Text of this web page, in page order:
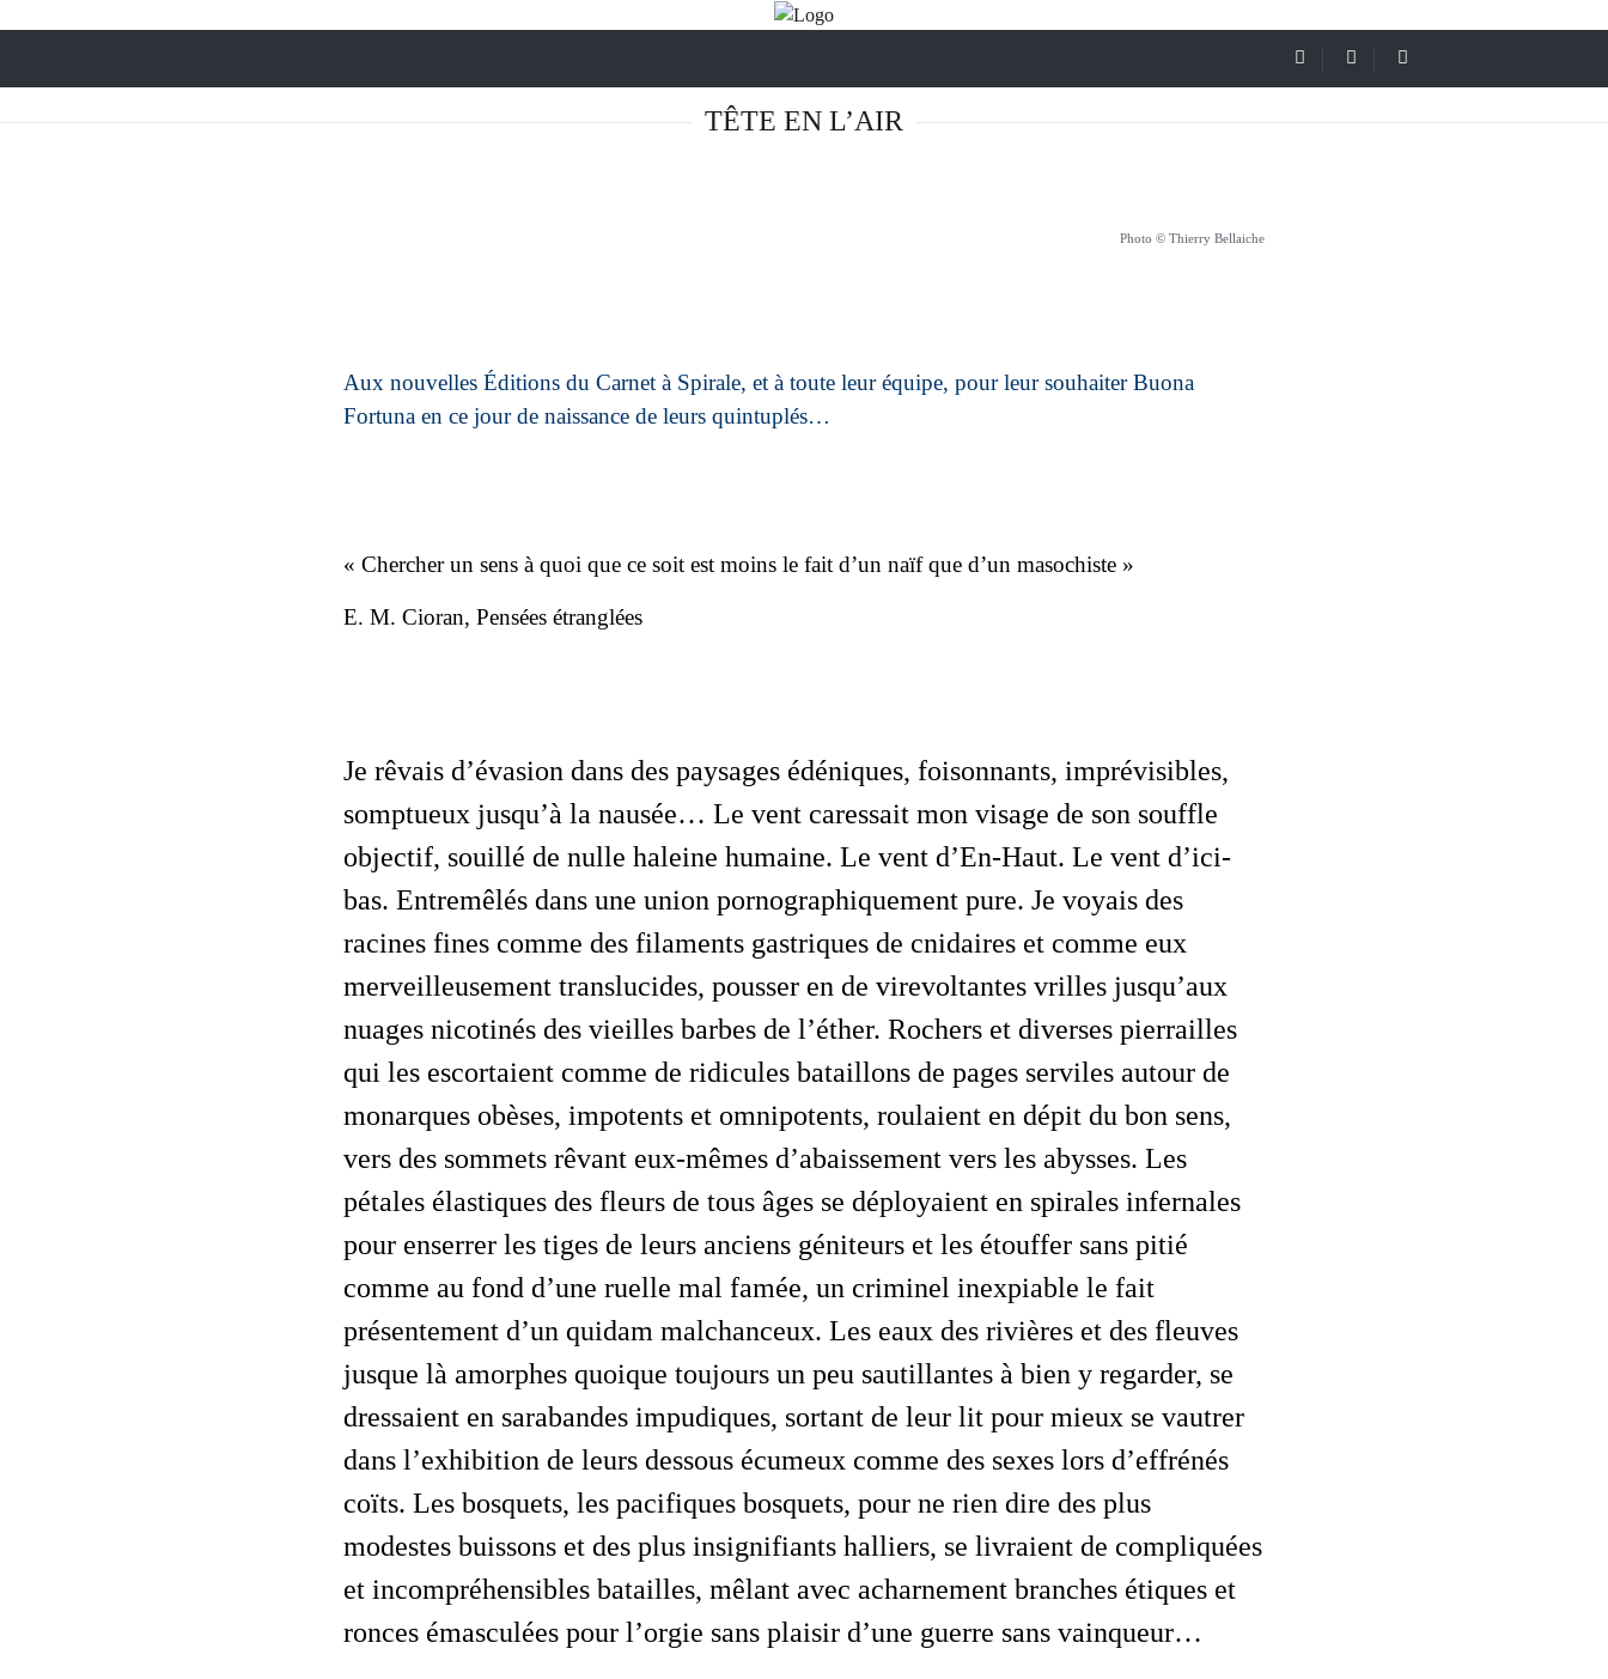
TÊTE EN L’AIR
Photo © Thierry Bellaiche
Aux nouvelles Éditions du Carnet à Spirale, et à toute leur équipe, pour leur souhaiterBuona
Fortuna en ce jour de naissance de leurs quintuplés…
« Chercher un sens à quoi que ce soit est moins le fait d’un naïf que d’un masochiste »
E. M. Cioran, Pensées étranglées
Je rêvais d’évasion dans des paysages édéniques, foisonnants, imprévisibles,
somptueux jusqu’à la nausée… Le vent caressait mon visage de son souffle
objectif, souillé de nulle haleine humaine. Le vent d’En-Haut. Le vent d’ici-
bas. Entremêlés dans une union pornographiquement pure. Je voyais des
racines fines comme des filaments gastriques de cnidaires et comme eux
merveilleusement translucides, pousser en de virevoltantes vrilles jusqu’aux
nuages nicotinés des vieilles barbes de l’éther. Rochers et diverses pierrailles
qui les escortaient comme de ridicules bataillons de pages serviles autour de
monarques obèses, impotents et omnipotents, roulaient en dépit du bon sens,
vers des sommets rêvant eux-mêmes d’abaissement vers les abysses. Les
pétales élastiques des fleurs de tous âges se déployaient en spirales infernales
pour enserrer les tiges de leurs anciens géniteurs et les étouffer sans pitié
comme au fond d’une ruelle mal famée, un criminel inexpiable le fait
présentement d’un quidam malchanceux. Les eaux des rivières et des fleuves
jusque là amorphes quoique toujours un peu sautillantes à bien y regarder, se
dressaient en sarabandes impudiques, sortant de leur lit pour mieux se vautrer
dans l’exhibition de leurs dessous écumeux comme des sexes lors d’effrénés
coïts. Les bosquets, les pacifiques bosquets, pour ne rien dire des plus
modestes buissons et des plus insignifiants halliers, se livraient de compliquées
et incompréhensibles batailles, mêlant avec acharnement branches étiques et
ronces émasculées pour l’orgie sans plaisir d’une guerre sans vainqueur…